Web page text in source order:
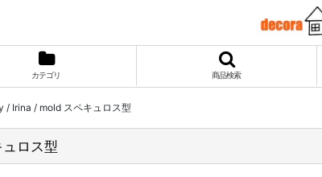
カテゴリ 商品検索
/ Irina / mold スペキュロス型
ロス型